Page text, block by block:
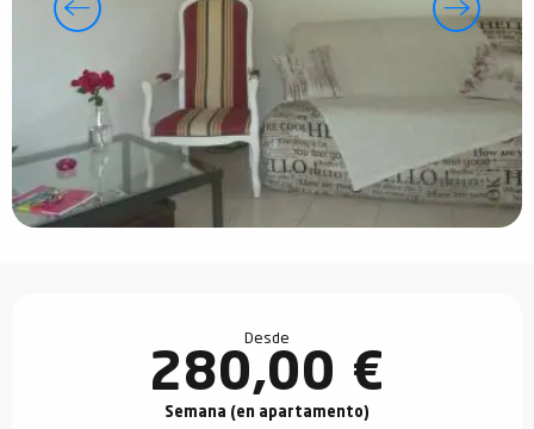
Desde
280,00 €
Semana (en apartamento)